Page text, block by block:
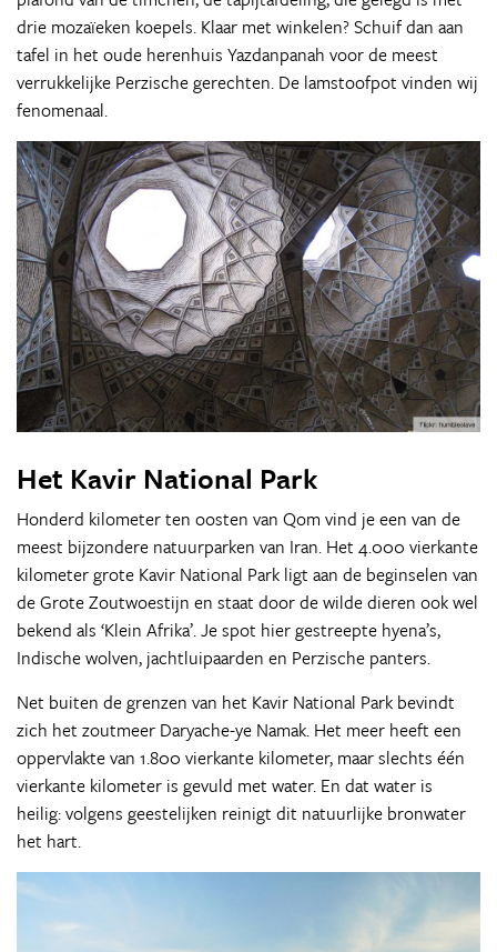
drie mozaïeken koepels. Klaar met winkelen? Schuif dan aan
tafel in het oude herenhuis Yazdanpanah voor de meest
verrukkelijke Perzische gerechten. De lamstoofpot vinden wij
fenomenaal.
Het Kavir National Park
Honderd kilometer ten oosten van Qom vind je een van de
meest bijzondere natuurparken van Iran. Het 4.000 vierkante
kilometer grote Kavir National Park ligt aan de beginselen van
de Grote Zoutwoestijn en staat door de wilde dieren ook wel
bekend als ‘Klein Afrika’. Je spot hier gestreepte hyena’s,
Indische wolven, jachtluipaarden en Perzische panters.
Net buiten de grenzen van het Kavir National Park bevindt
zich het zoutmeer Daryache-ye Namak. Het meer heeft een
oppervlakte van 1.800 vierkante kilometer, maar slechts één
vierkante kilometer is gevuld met water. En dat water is
heilig: volgens geestelijken reinigt dit natuurlijke bronwater
het hart.